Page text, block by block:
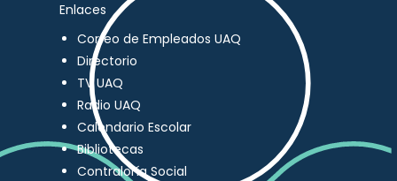
Enlaces
Correo de Empleados UAQ
Directorio
TV UAQ
Radio UAQ
Calendario Escolar
Bibliotecas
Contraloría Social